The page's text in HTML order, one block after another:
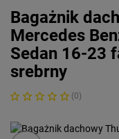
Bagażnik
Mercedes
Sedan 16-23
srebrny
(0)
Previous